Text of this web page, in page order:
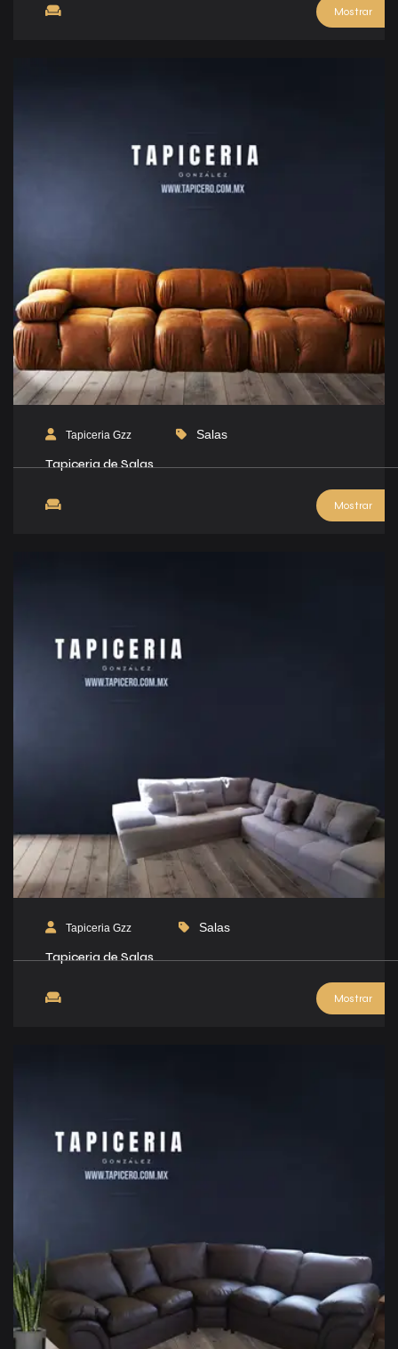
Mostrar
Tapiceria Gzz Salas
Tapiceria de Salas
Mostrar
Tapiceria Gzz Salas
Tapiceria de Salas
Mostrar